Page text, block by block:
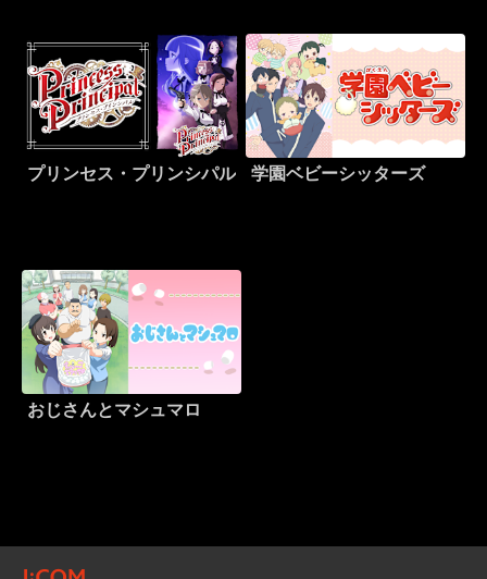
プリンセス・プリンシパル 学園ベビーシッターズ
おじさんとマシュマロ